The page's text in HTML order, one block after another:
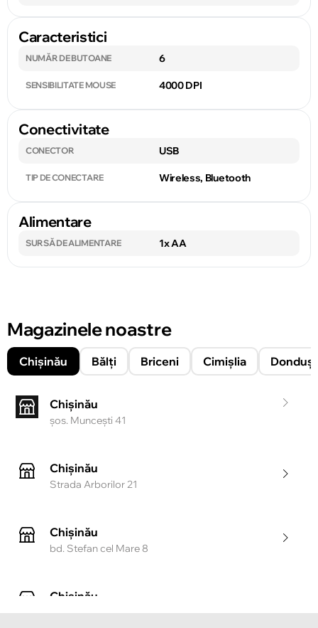
Caracteristici
NUMĂR DE BUTOANE 6
SENSIBILITATE MOUSE 4000 DPI
Conectivitate
CONECTOR USB
TIP DE CONECTARE Wireless, Bluetooth
Alimentare
SURSĂ DE ALIMENTARE 1x AA
Magazinele noastre
Chișinău Bălți Briceni Cimișlia
Chișinău
şos. Munceşti 41
Chișinău
Strada Arborilor 21
Chișinău
bd. Stefan cel Mare 8
Chișinău